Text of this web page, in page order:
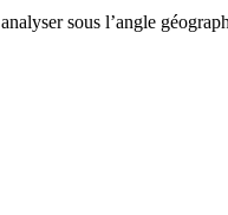
sous l’angle